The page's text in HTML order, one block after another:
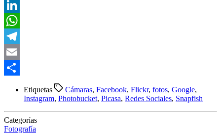
Twitter
LinkedIn
WhatsApp
Telegram
Email
Etiquetas Cámaras, Facebook, Flickr, fotos, Google,
Instagram, Photobucket, Picasa, Redes Sociales, Snapfish
Categorías
Fotografía